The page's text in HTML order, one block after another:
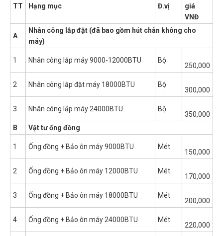
TT Hạng mục Đ.vị
giá
VNĐ
A
Nhân công lắp đặt (đã bao gồm hút chân không cho
máy)
1 Nhân công lắp máy 9000-12000BTU Bộ
250,000
2 Nhân công lắp đặt máy 18000BTU Bộ
300,000
3 Nhân công lắp máy 24000BTU Bộ
350,000
B
Vật tư ống đồng
1 Ống đồng + Bảo ôn máy 9000BTU Mét
150,000
2 Ống đồng + Bảo ôn máy 12000BTU Mét
170,000
3 Ống đồng + Bảo ôn máy 18000BTU Mét
200,000
4 Ống đồng + Bảo ôn máy 24000BTU Mét
220,000